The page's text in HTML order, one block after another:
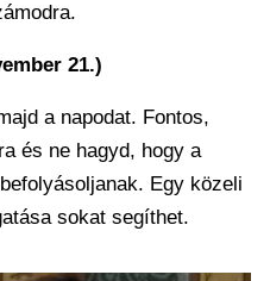
21.)
a napodat. Fontos,
és ne hagyd, hogy a
Egy közeli
sokat segíthet.